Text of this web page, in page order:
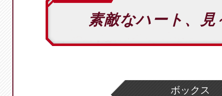
素敵なハート、
ボックス